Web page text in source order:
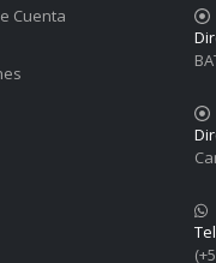
Cuenta